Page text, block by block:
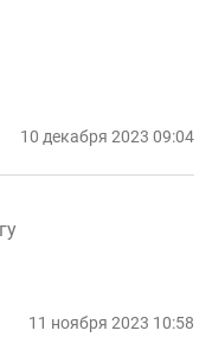
10 декабря 2023 09:04
11 ноября 2023 10:58